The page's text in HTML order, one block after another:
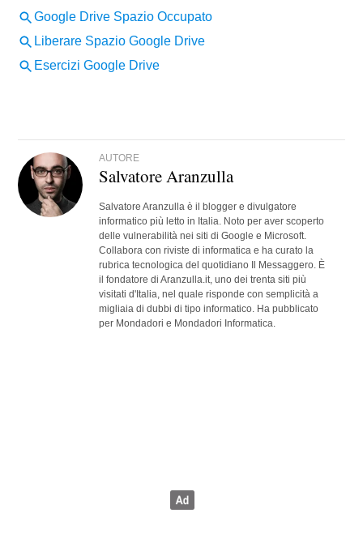
AUTORE
Salvatore Aranzulla
Salvatore Aranzulla è il blogger e divulgatore
informatico più letto in Italia. Noto per aver scoperto
delle vulnerabilità nei siti di Google e Microsoft.
Collabora con riviste di informatica e ha curato la
rubrica tecnologica del quotidiano Il Messaggero. È
il fondatore di Aranzulla.it, uno dei trenta siti più
visitati d'Italia, nel quale risponde con semplicità a
migliaia di dubbi di tipo informatico. Ha pubblicato
per Mondadori e Mondadori Informatica.